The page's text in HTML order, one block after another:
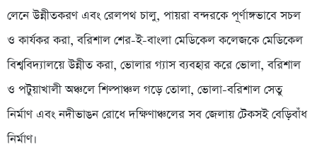
লেনে উন্নীতকরণ এবং রেলপথ চালু, পায়রা বন্দরকে পূর্ণাঙ্গভাবে সচল
ও কার্যকর করা, বরিশাল শের-ই-বাংলা মেডিকেল কলেজকে মেডিকেল
বিশ্ববিদ্যালয়ে উন্নীত করা, ভোলার গ্যাস ব্যবহার করে ভোলা, বরিশাল
ও পটুয়াখালী অঞ্চলে শিল্পাঞ্চল গড়ে তোলা, ভোলা-বরিশাল সেতু
নির্মাণ এবং নদীভাঙন রোধে দক্ষিণাঞ্চলের সব জেলায় টেকসই বেড়িবাঁধ
নির্মাণ।